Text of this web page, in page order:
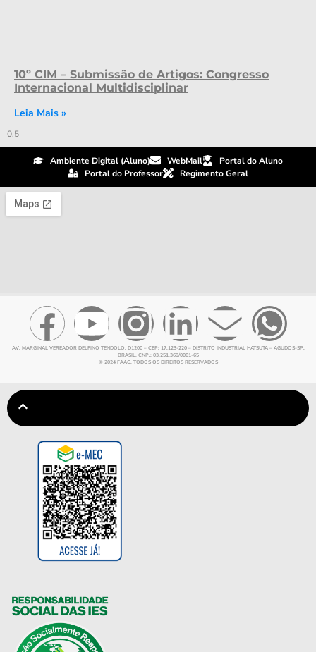
10º CIM – Submissão de Artigos: Congresso
Internacional Multidisciplinar
Leia Mais »
Ambiente Digital (Aluno) WebMail
Portal do Aluno
Portal do Professor
Regimento Geral
AV. MARGINAL VEREADOR DELFINO TENDOLO, D1200 – CEP: 17.123-220 – DISTRITO INDUSTRIAL HATSUTA – AGUDOS-SP,
BRASIL. CNPJ: 03.251.369/0001-65
© 2024 FAAG. TODOS OS DIREITOS RESERVADOS